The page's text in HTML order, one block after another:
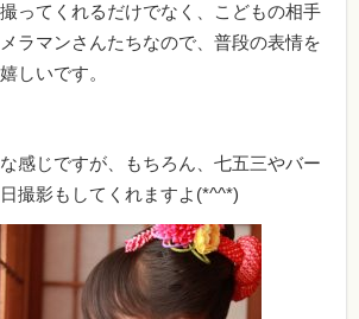
ってくれるだけでなく、こどもの相手
ラマンさんたちなので、普段の表情を
しいです。
感じですが、もちろん、七五三やバー
撮影もしてくれますよ(*^^*)